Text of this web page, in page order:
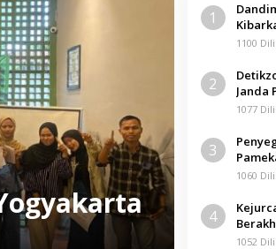
1
1100
2
Janda
1077
3
1060
4
1052